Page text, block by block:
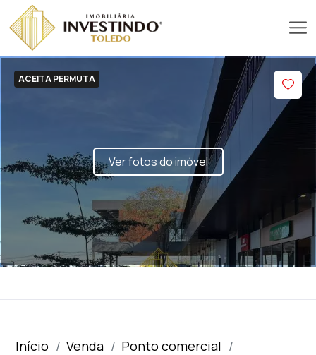
ACEITA PERMUTA
Ver fotos do imóvel
Início Venda
Ponto comercial